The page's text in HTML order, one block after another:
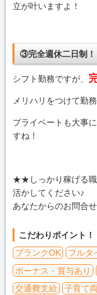
立が叶いますよ！
③完全週休二日制！
シフト勤務ですが、
メリハリをつけて勤
プライベートも大事
すね！
★★しっかり稼げる職
活かしてください♪
あなたからのお問
こだわりポイント！
ブランクOK
フルタ
ボーナス・賞与あり
交通費支給
子育て